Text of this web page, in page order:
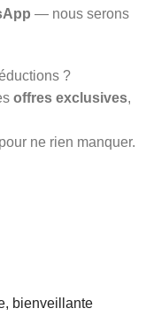
— nous serons
?
offres exclusives,
pour ne rien manquer.
bienveillante